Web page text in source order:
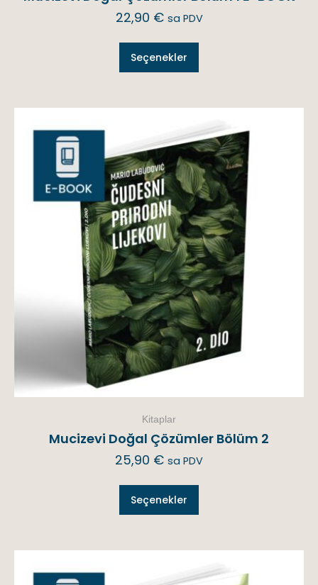
22,90 € sa PDV
Seçenekler
Kitaplar
Mucizevi Doğal Çözümler Bölüm 2
25,90 € sa PDV
Seçenekler